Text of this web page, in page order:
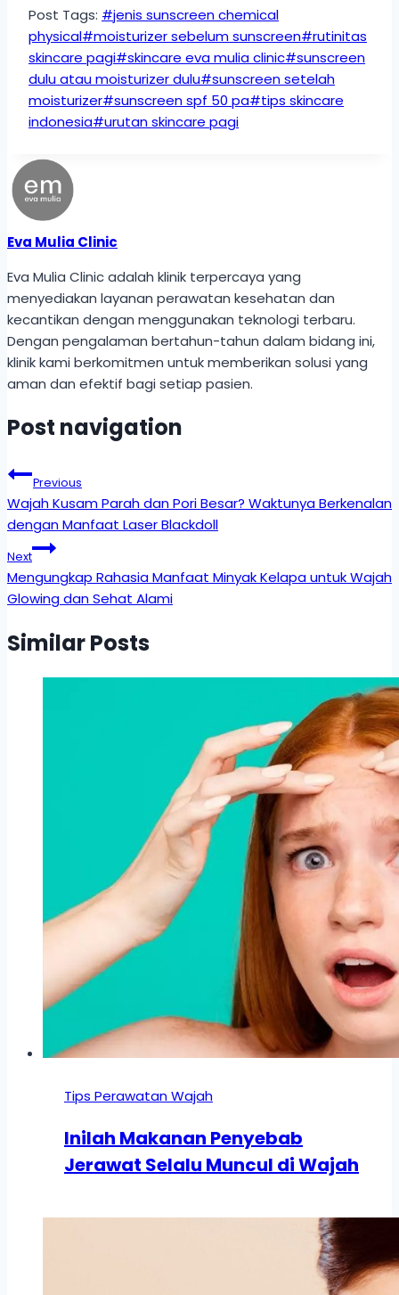
Post Tags: #jenis sunscreen chemical
physical#moisturizer sebelum sunscreen#rutinitas
skincare pagi#skincare eva mulia clinic#sunscreen
dulu atau moisturizer dulu#sunscreen setelah
moisturizer#sunscreen spf 50 pa#tips skincare
indonesia#urutan skincare pagi
Eva Mulia Clinic
Eva Mulia Clinic adalah klinik terpercaya yang
menyediakan layanan perawatan kesehatan dan
kecantikan dengan menggunakan teknologi terbaru.
Dengan pengalaman bertahun-tahun dalam bidang ini,
klinik kami berkomitmen untuk memberikan solusi yang
aman dan efektif bagi setiap pasien.
Post navigation
Previous
Wajah Kusam Parah dan Pori Besar? Waktunya Berkenalan
dengan Manfaat Laser Blackdoll
Next
Mengungkap Rahasia Manfaat Minyak Kelapa untuk Wajah
Glowing dan Sehat Alami
Similar Posts
Tips Perawatan Wajah
Inilah Makanan Penyebab
Jerawat Selalu Muncul di Wajah